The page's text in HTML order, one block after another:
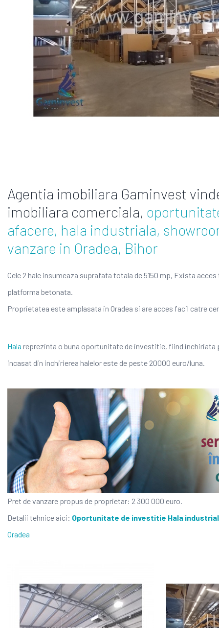
Agentia imobiliara Gaminvest
imobiliara comerciala,
afacere, hala industriala,
vanzare in Oradea, Bihor
Cele 2 hale insumeaza suprafata totala de 5150 mp, Exista
platforma betonata.
Proprietatea este amplasata in Oradea si are acces facil catre
Hala reprezinta o buna oportunitate de investitie, fiind inchiriata
incasat din inchirierea halelor este de peste 20000 euro/luna.
Pret de vanzare propus de proprietar: 2 300 000 euro.
Detalii tehnice aici: Oportunitate de investitie Hala
Oradea